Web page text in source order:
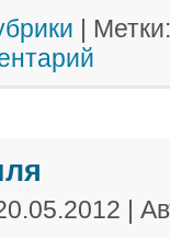
| Метки:
|